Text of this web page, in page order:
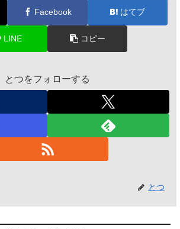
Facebook はてブ
LINE コピー
とつをフォローする
とつ